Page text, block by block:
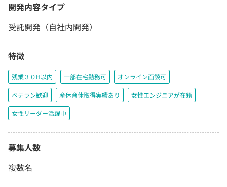
開発内容タイプ
受託開発（自社内開発）
特徴
残業３０H以内 一部在宅勤務可 オンライン面談可
ベテラン歓迎 産休育休取得実績あり 女性エンジニアが在籍
女性リーダー活躍中
募集人数
複数名